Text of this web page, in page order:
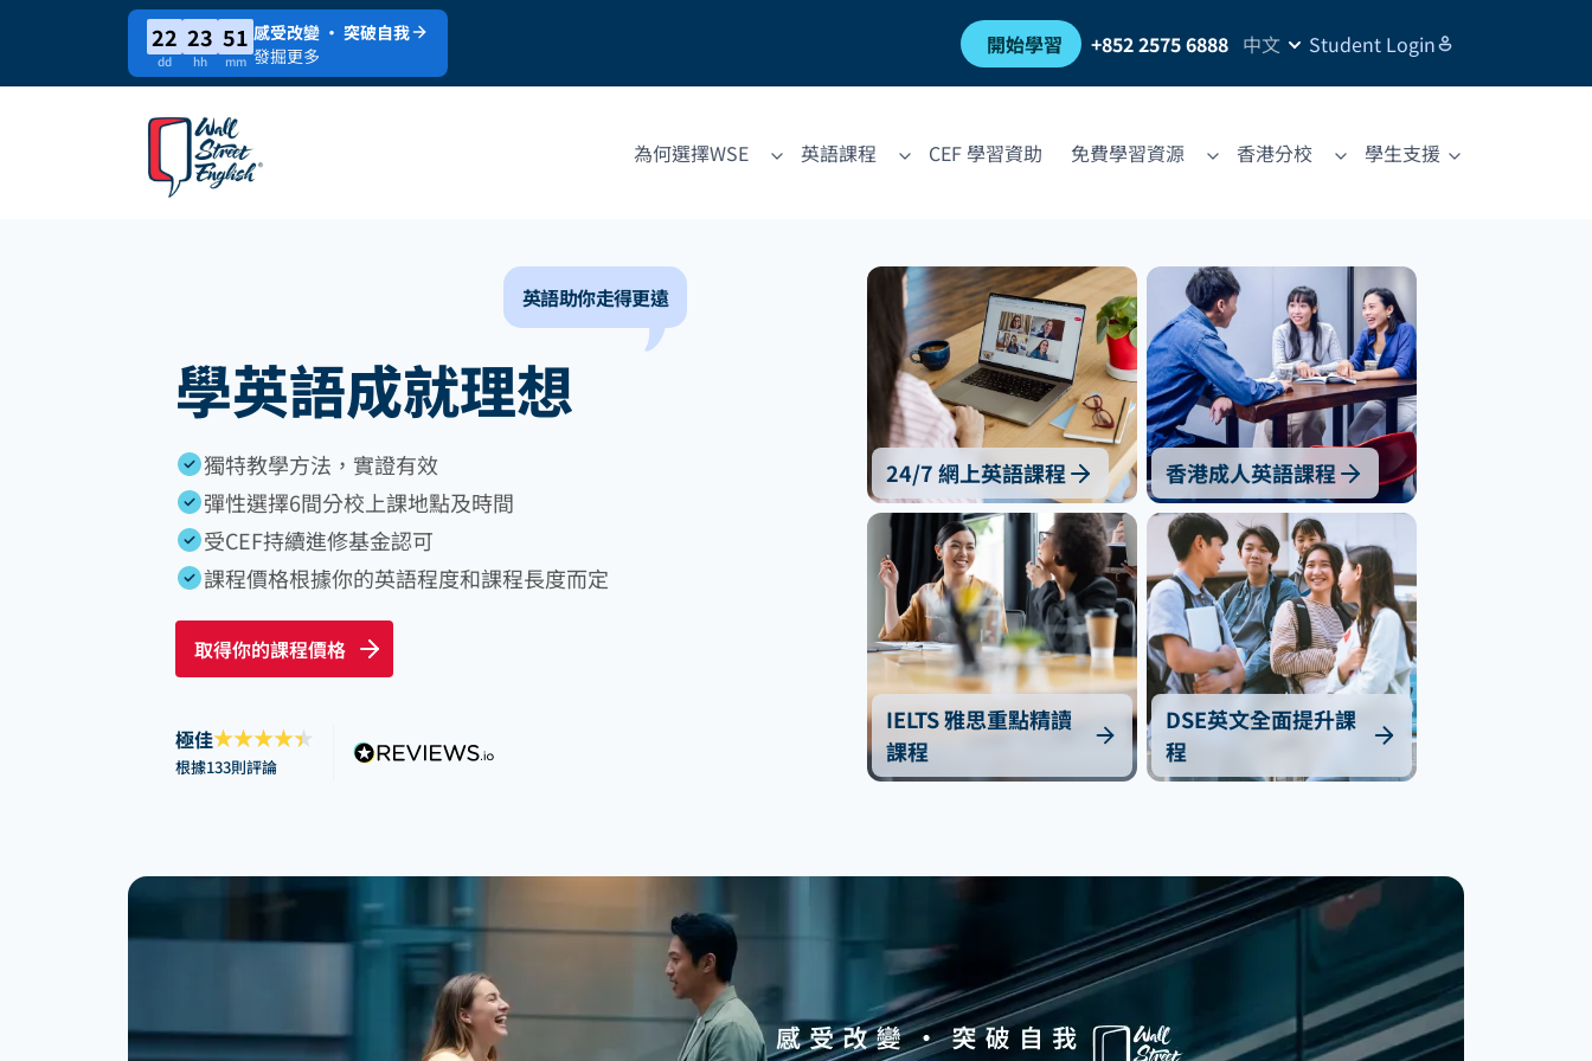
22
dd
23
hh
51
mm
感受改變 · 突破自我
發掘更多
開始學習 +852 2575 6888 中文 Student Login
為何選擇WSE 英語課程 CEF 學習資助 免費學習資源 香港分校 學生支援
英語助你走得更遠
學英語成就理想
獨特教學方法，實證有效
彈性選擇6間分校上課地點及時間
受CEF持續進修基金認可
課程價格根據你的英語程度和課程長度而定
取得你的課程價格
極佳
根據133則評論
24/7 網上英語課程 香港成人英語課程
IELTS 雅思重點精讀
課程
DSE英文全面提升課
程